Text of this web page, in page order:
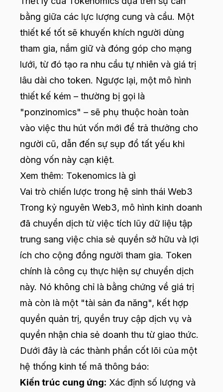
bằng giữa các lực lượng cung và cầu. Một
thiết kế tốt sẽ khuyến khích người dùng
tham gia, nắm giữ và đóng góp cho mạng
lưới, từ đó tạo ra nhu cầu tự nhiên và giá trị
lâu dài cho token. Ngược lại, một mô hình
thiết kế kém – thường bị gọi là
"ponzinomics" – sẽ phụ thuộc hoàn toàn
vào việc thu hút vốn mới để trả thưởng cho
người cũ, dẫn đến sự sụp đổ tất yếu khi
dòng vốn này cạn kiệt.
Xem thêm: Tokenomics là gì
Vai trò chiến lược trong hệ sinh thái Web3
Trong kỷ nguyên Web3, mô hình kinh doanh
đã chuyển dịch từ việc tích lũy dữ liệu tập
trung sang việc chia sẻ quyền sở hữu và lợi
ích cho cộng đồng người tham gia. Token
chính là công cụ thực hiện sự chuyển dịch
này. Nó không chỉ là bằng chứng về giá trị
mà còn là một "tài sản đa năng", kết hợp
quyền quản trị, quyền truy cập dịch vụ và
quyền nhận chia sẻ doanh thu từ giao thức.
Dưới đây là các thành phần cốt lõi của một
hệ thống kinh tế mã thông báo:
Kiến trúc cung ứng: Xác định số lượng và